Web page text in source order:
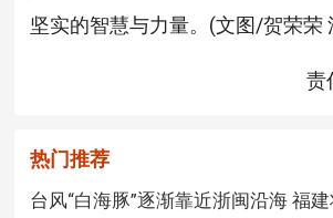
坚实的智慧与力量。(文图/贺荣荣
责
热门推荐
台风“白海豚”逐渐靠近浙闽沿海 福